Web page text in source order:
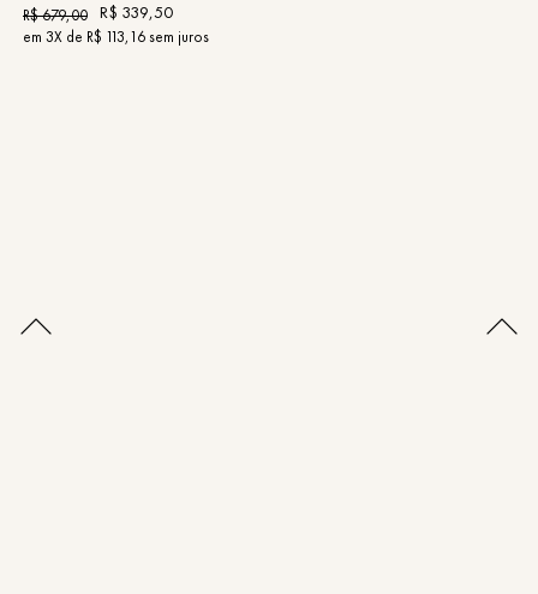
R$679,00 R$ 339,50
em 3X de R$ 113,16sem juros